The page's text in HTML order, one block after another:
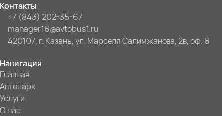
Контакты
+7 (843) 202-35-67
manager16@avtobus1.ru
420107, г. Казань, ул. Марселя Салимжанова, 2в, оф. 6
Навигация
Главная
Автопарк
Услуги
О нас